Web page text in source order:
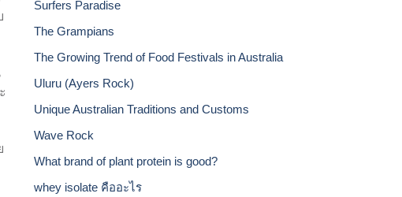
Surfers Paradise
The Grampians
The Growing Trend of Food Festivals in Australia
Uluru (Ayers Rock)
Unique Australian Traditions and Customs
Wave Rock
What brand of plant protein is good?
whey isolate คืออะไร